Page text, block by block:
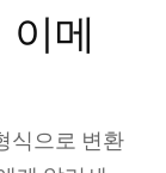
메
식으로 변환